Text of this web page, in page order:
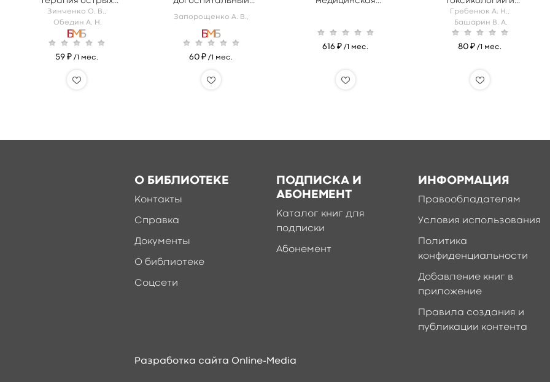
отравлений
Зинченко О. В.,
Обедин А. Н.
59 ₽ /1 мес.
Запорощенко А. В.,
60 ₽ /1 мес.
616 ₽ /1 мес.
медицинской защите
Гребенюк А. Н.,
Башарин В. А.
80 ₽ /1 мес.
О БИБЛИОТЕКЕ
Контакты
Справка
Документы
О библиотеке
Соцсети
ПОДПИСКА И
АБОНЕМЕНТ
Каталог книг для
подписки
Абонемент
ИНФОРМАЦИЯ
Правообладателям
Условия использования
Политика
конфиденциальности
Добавление книг в
приложение
Правила создания и
публикации контента
Разработка сайта Online-Media